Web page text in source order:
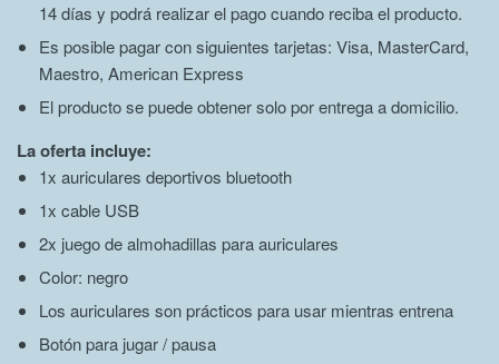
14 días y podrá realizar el pago cuando reciba el producto.
Es posible pagar con siguientes tarjetas: Visa, MasterCard,
Maestro, American Express
El producto se puede obtener solo por entrega a domicilio.
La oferta incluye:
1x auriculares deportivos bluetooth
1x cable USB
2x juego de almohadillas para auriculares
Color: negro
Los auriculares son prácticos para usar mientras entrena
Botón para jugar / pausa